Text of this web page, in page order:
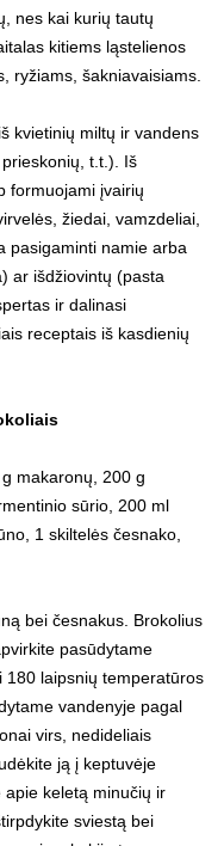
nes kai kurių tautų
kitiems ląstelienos
ryžiams, šakniavaisiams.
kvietinių miltų ir vandens
t.t.). Iš
formuojami įvairių
žiedai, vamzdeliai,
pasigaminti namie arba
ar išdžiovintų (pasta
ir dalinasi
receptais iš kasdienių
makaronų, 200 g
sūrio, 200 ml
1 skiltelės česnako,
bei česnakus. Brokolius
pasūdytame
180 laipsnių temperatūros
vandenyje pagal
virs, nedideliais
ją į keptuvėje
apie keletą minučių ir
sviestą bei